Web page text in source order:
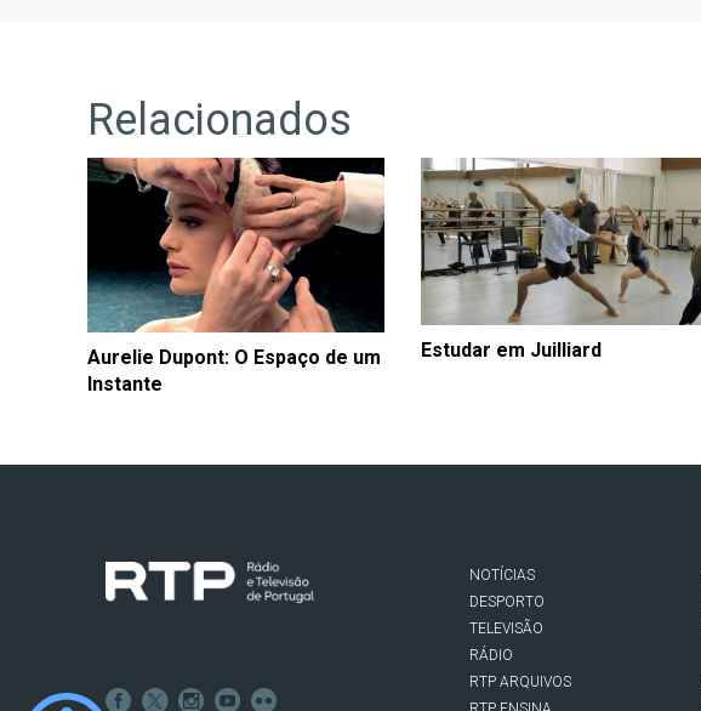
Relacionados
Aurelie Dupont: O Espaço de um
Instante
Estudar em Juilliard
NOTÍCIAS
DESPORTO
TELEVISÃO
RÁDIO
RTP ARQUIVOS